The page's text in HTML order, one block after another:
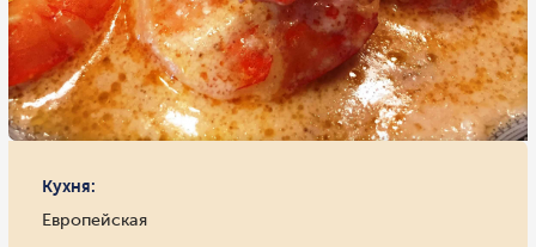
Кухня:
Европейская